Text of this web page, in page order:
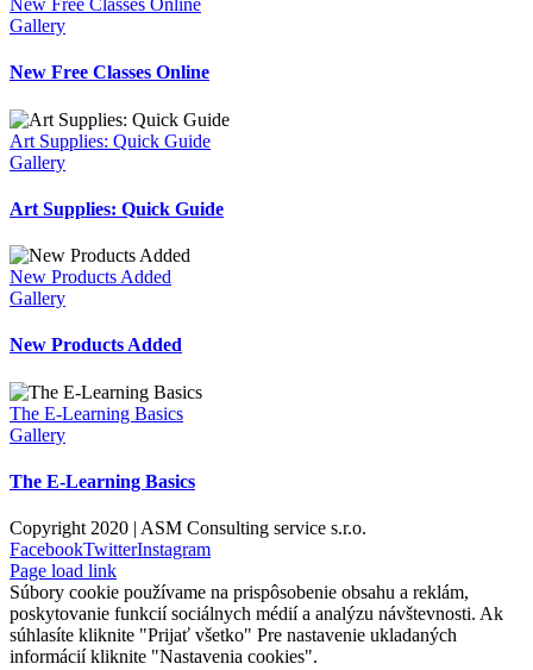
New Free Classes Online
Gallery
New Free Classes Online
Art Supplies: Quick Guide
Gallery
Art Supplies: Quick Guide
New Products Added
Gallery
New Products Added
The E-Learning Basics
Gallery
The E-Learning Basics
Copyright 2020 | ASM Consulting service s.r.o.
FacebookTwitterInstagram
Page load link
Súbory cookie používame na prispôsobenie obsahu a reklám,
poskytovanie funkcií sociálnych médií a analýzu návštevnosti. Ak
súhlasíte kliknite "Prijať všetko" Pre nastavenie ukladaných
informácií kliknite "Nastavenia cookies".